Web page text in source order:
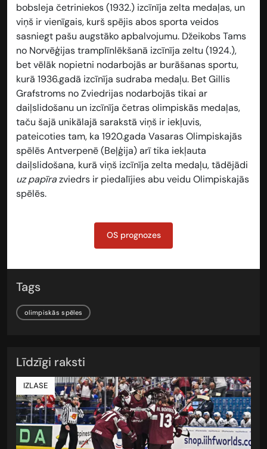
bobsleja četriniekos (1932.) izcīnīja zelta medaļas, un
viņš ir vienīgais, kurš spējis abos sporta veidos
sasniegt pašu augstāko apbalvojumu. Džeikobs Tams
no Norvēģijas tramplīnlēkšanā izcīnīja zeltu (1924.),
bet vēlāk nopietni nodarbojās ar burāšanas sportu,
kurā 1936.gadā izcīnīja sudraba medaļu. Bet Gillis
Grafstroms no Zviedrijas nodarbojās tikai ar
daiļslidošanu un izcīnīja četras olimpiskās medaļas,
taču šajā unikālajā sarakstā viņš ir iekļuvis,
pateicoties tam, ka 1920.gada Vasaras Olimpiskajās
spēlēs Antverpenē (Beļģija) arī tika iekļauta
daiļslidošana, kurā viņš izcīnīja zelta medaļu, tādējādi
uz papīrazviedrs ir piedalījies abu veidu Olimpiskajās
spēlēs.
OS prognozes
Tags
olimpiskās spēles
Līdzīgi raksti
IZLASE